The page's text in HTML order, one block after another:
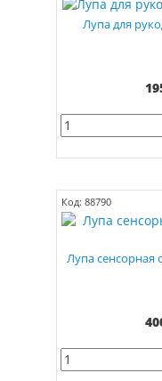
Лупа для
Код: 88790
Лупа сенсорная